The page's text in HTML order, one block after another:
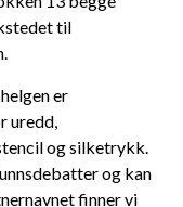
til
er
uredd,
og silketrykk.
og kan
finner vi